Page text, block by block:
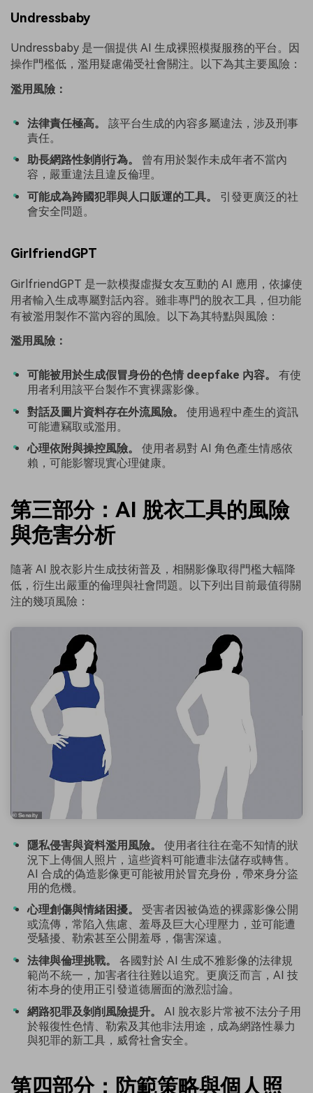
Undressbaby
Undressbaby 是一個提供 AI 生成裸照模擬服務的平台。因
操作門檻低，濫用疑慮備受社會關注。以下為其主要風險：
濫用風險：
法律責任極高。
該平台生成的內容多屬違法，涉及刑事
責任。
助長網路性剝削行為。
曾有用於製作未成年者不當內
容，嚴重違法且違反倫理。
可能成為跨國犯罪與人口販運的工具。
引發更廣泛的社
會安全問題。
GirlfriendGPT
GirlfriendGPT 是一款模擬虛擬女友互動的 AI 應用，依據使
用者輸入生成專屬對話內容。雖非專門的脫衣工具，但功能
有被濫用製作不當內容的風險。以下為其特點與風險：
濫用風險：
可能被用於生成假冒身份的色情 deepfake 內容。
有使
用者利用該平台製作不實裸露影像。
對話及圖片資料存在外流風險。
使用過程中產生的資訊
可能遭竊取或濫用。
心理依附與操控風險。
使用者易對 AI 角色產生情感依
賴，可能影響現實心理健康。
第三部分：AI 脫衣工具的風險
與危害分析
隨著 AI 脫衣影片生成技術普及，相關影像取得門檻大幅降
低，衍生出嚴重的倫理與社會問題。以下列出目前最值得關
注的幾項風險：
隱私侵害與資料濫用風險。
使用者往往在毫不知情的狀
況下上傳個人照片，這些資料可能遭非法儲存或轉售。
AI 合成的偽造影像更可能被用於冒充身份，帶來身分盜
用的危機。
心理創傷與情緒困擾。
受害者因被偽造的裸露影像公開
或流傳，常陷入焦慮、羞辱及巨大心理壓力，並可能遭
受騷擾、勒索甚至公開羞辱，傷害深遠。
法律與倫理挑戰。
各國對於 AI 生成不雅影像的法律規
範尚不統一，加害者往往難以追究。更廣泛而言，AI 技
術本身的使用正引發道德層面的激烈討論。
網路犯罪及剝削風險提升。
AI 脫衣影片常被不法分子用
於報復性色情、勒索及其他非法用途，成為網路性暴力
與犯罪的新工具，威脅社會安全。
第四部分：防範策略與個人照